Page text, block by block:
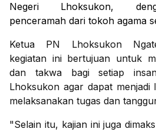
Negeri Lhoksukon,
penceramah dari tokoh agama
Ketua PN Lhoksukon
kegiatan ini bertujuan untuk
dan takwa bagi setiap
Lhoksukon agar dapat menjadi
melaksanakan tugas dan
"Selain itu, kajian ini juga